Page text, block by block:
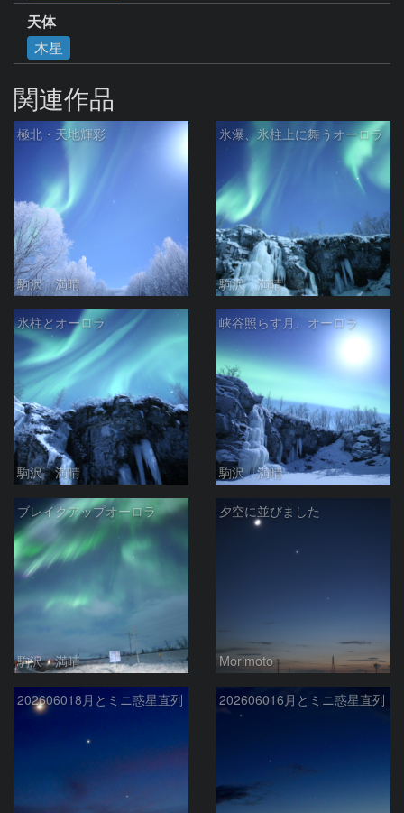
天体
木星
関連作品
極北・天地輝彩
駒沢 満晴
氷瀑、氷柱上に舞うオーロラ
駒沢 満晴
氷柱とオーロラ
駒沢 満晴
峡谷照らす月、オーロラ
駒沢 満晴
ブレイクアップオーロラ
駒沢 満晴
夕空に並びました
Morimoto
202606018月とミニ惑星直列 202606016月とミニ惑星直列